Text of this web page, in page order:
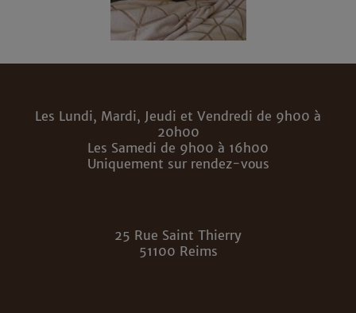
Les Lundi, Mardi, Jeudi et Vendredi de 9h00 à
20h00
Les Samedi de 9h00 à 16h00
Uniquement sur rendez-vous
25 Rue Saint Thierry
51100 Reims